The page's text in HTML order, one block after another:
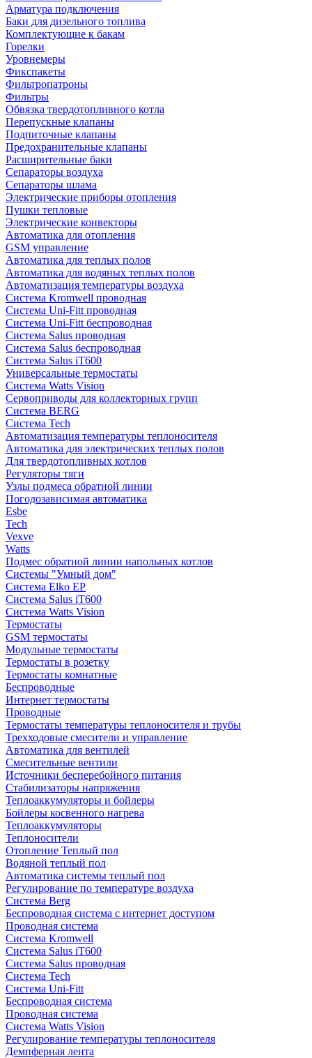
Арматура подключения
Баки для дизельного топлива
Комплектующие к бакам
Горелки
Уровнемеры
Фикспакеты
Фильтропатроны
Фильтры
Обвязка твердотопливного котла
Перепускные клапаны
Подпиточные клапаны
Предохранительные клапаны
Расширительные баки
Сепараторы воздуха
Сепараторы шлама
Электрические приборы отопления
Пушки тепловые
Электрические конвекторы
Автоматика для отопления
GSM управление
Автоматика для теплых полов
Автоматика для водяных теплых полов
Автоматизация температуры воздуха
Система Kromwell проводная
Система Uni-Fitt проводная
Система Uni-Fitt беспроводная
Система Salus проводная
Система Salus беспроводная
Система Salus iT600
Универсальные термостаты
Система Watts Vision
Сервоприводы для коллекторных групп
Система BERG
Система Tech
Автоматизация температуры теплоносителя
Автоматика для электрических теплых полов
Для твердотопливных котлов
Регуляторы тяги
Узлы подмеса обратной линии
Погодозависимая автоматика
Esbe
Tech
Vexve
Watts
Подмес обратной линии напольных котлов
Системы "Умный дом"
Система Elko EP
Система Salus iT600
Система Watts Vision
Термостаты
GSM термостаты
Модульные термостаты
Термостаты в розетку
Термостаты комнатные
Беспроводные
Интернет термостаты
Проводные
Термостаты температуры теплоносителя и трубы
Трехходовые смесители и управление
Автоматика для вентилей
Смесительные вентили
Источники бесперебойного питания
Стабилизаторы напряжения
Теплоаккумуляторы и бойлеры
Бойлеры косвенного нагрева
Теплоаккумуляторы
Теплоносители
Отопление Теплый пол
Водяной теплый пол
Автоматика системы теплый пол
Регулирование по температуре воздуха
Система Berg
Беспроводная система с интернет доступом
Проводная система
Система Kromwell
Система Salus iT600
Система Salus проводная
Система Tech
Система Uni-Fitt
Беспроводная система
Проводная система
Система Watts Vision
Регулирование температуры теплоносителя
Демпферная лента